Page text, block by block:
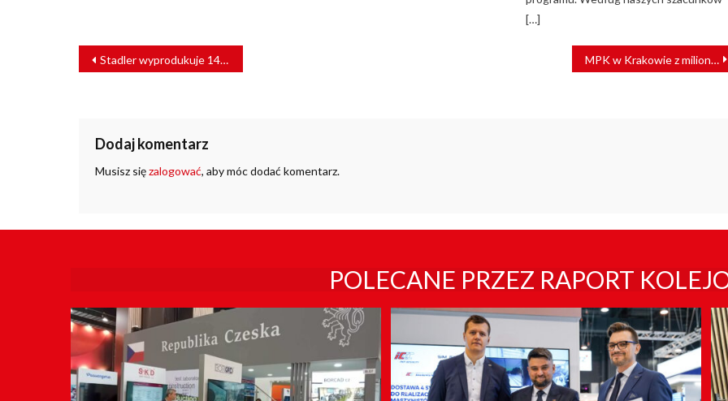
[…]
NAWIGACJA
WPISU
Stadler wyprodukuje 14 nowych FLIRTÓW dla Kolei Mazowieckich MPK w Krakowie z milionami z KPO na nowe tramwaje
Dodaj komentarz
Musisz sięzalogować, aby móc dodać komentarz.
POLECANE PRZEZ RAPORT